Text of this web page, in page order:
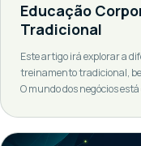
Educação
Tradicional
Este artigo irá explorar a
treinamento tradicional,
O mundo dos negócios
também mudam. As
inovadoras de treinar